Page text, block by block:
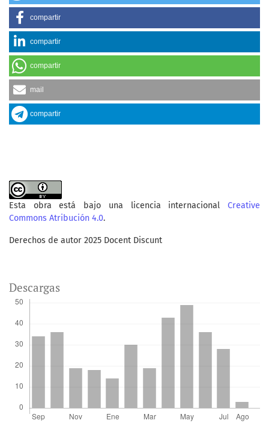
compartir
compartir
compartir
mail
compartir
Esta obra está bajo una licencia internacional Creative
Commons Atribución 4.0.
Derechos de autor 2025 Docent Discunt
Descargas